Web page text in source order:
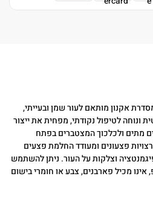
אקנון מותאם לעור שמן ובעייתי,
ונוחה לטיפול נקודתי, מפחית את ייצור
מתים ולכלכוך המצטברים בפתח
פצעונים ומעודד החלמת פצעים
וצלקות על העור. ניתן להשתמש
מכיל פארבנים, צבע או חומרי בישום